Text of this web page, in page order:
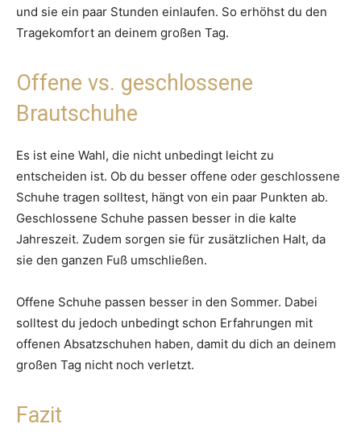
und sie ein paar Stunden einlaufen. So erhöhst du den
Tragekomfort an deinem großen Tag.
Offene vs. geschlossene
Brautschuhe
Es ist eine Wahl, die nicht unbedingt leicht zu
entscheiden ist. Ob du besser offene oder geschlossene
Schuhe tragen solltest, hängt von ein paar Punkten ab.
Geschlossene Schuhe passen besser in die kalte
Jahreszeit. Zudem sorgen sie für zusätzlichen Halt, da
sie den ganzen Fuß umschließen.
Offene Schuhe passen besser in den Sommer. Dabei
solltest du jedoch unbedingt schon Erfahrungen mit
offenen Absatzschuhen haben, damit du dich an deinem
großen Tag nicht noch verletzt.
Fazit